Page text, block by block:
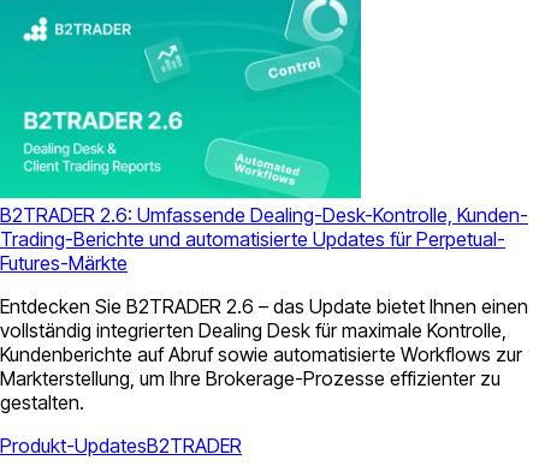
B2TRADER 2.6: Umfassende Dealing-Desk-Kontrolle, Kunden-
Trading-Berichte und automatisierte Updates für Perpetual-
Futures-Märkte
Entdecken Sie B2TRADER 2.6 – das Update bietet Ihnen einen
vollständig integrierten Dealing Desk für maximale Kontrolle,
Kundenberichte auf Abruf sowie automatisierte Workflows zur
Markterstellung, um Ihre Brokerage-Prozesse effizienter zu
gestalten.
Produkt-UpdatesB2TRADER